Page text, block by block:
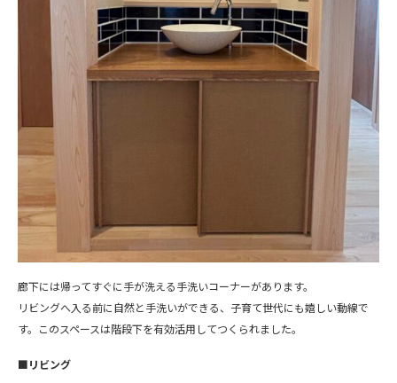
廊下には帰ってすぐに手が洗える手洗いコーナーがあります。
リビングへ入る前に自然と手洗いができる、子育て世代にも嬉しい動線で
す。このスペースは階段下を有効活用してつくられました。
■リビング